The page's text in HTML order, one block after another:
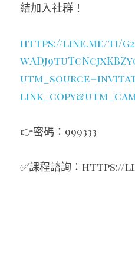
結加入社群！
https://line.me/ti/g2/
👉密碼：999333
✅課程諮詢： https://